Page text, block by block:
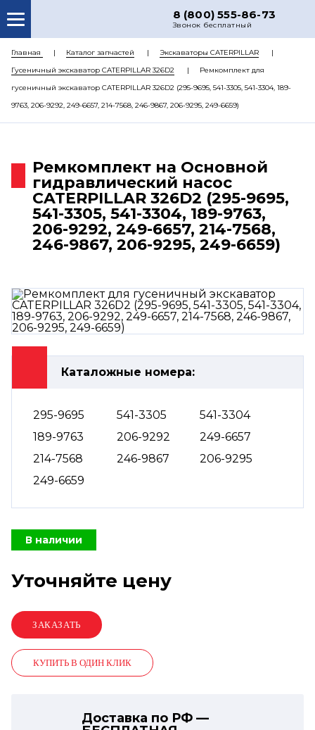
8 (800) 555-86-73
Звонок бесплатный
О НАС
КАТАЛОГ ЗАПЧАСТЕЙ
РЕМОНТ
КОНТАКТЫ
Главная Каталог запчастей
Экскаваторы CATERPILLAR
Гусеничный экскаватор CATERPILLAR 326D2
Ремкомплект для
гусеничный экскаватор CATERPILLAR 326D2 (295-9695, 541-3305, 541-3304, 189-
9763, 206-9292, 249-6657, 214-7568, 246-9867, 206-9295, 249-6659)
Ремкомплект на Основной
гидравлический насос
CATERPILLAR 326D2 (295-9695,
541-3305, 541-3304, 189-9763,
206-9292, 249-6657, 214-7568,
246-9867, 206-9295, 249-6659)
Каталожные номера:
295-9695 541-3305
541-3304
189-9763
206-9292
249-6657
214-7568
246-9867
206-9295
249-6659
В наличии
Уточняйте цену
КУПИТЬ В ОДИН КЛИК
Доставка по РФ —